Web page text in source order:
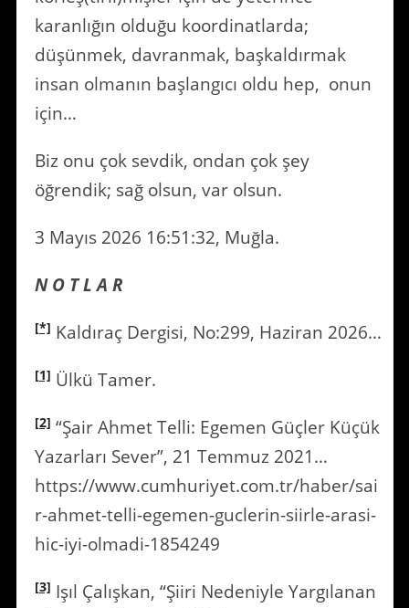
karanlığın olduğu koordinatlarda;
düşünmek, davranmak, başkaldırmak
insan olmanın başlangıcı oldu hep, onun
için…
Biz onu çok sevdik, ondan çok şey
öğrendik; sağ olsun, var olsun.
3 Mayıs 2026 16:51:32, Muğla.
N O T L A R
[*] Kaldıraç Dergisi, No:299, Haziran 2026…
[1] Ülkü Tamer.
[2] “Şair Ahmet Telli: Egemen Güçler Küçük
Yazarları Sever”, 21 Temmuz 2021…
https://www.cumhuriyet.com.tr/haber/sai
r-ahmet-telli-egemen-guclerin-siirle-arasi-
hic-iyi-olmadi-1854249
[3] Işıl Çalışkan, “Şiiri Nedeniyle Yargılanan